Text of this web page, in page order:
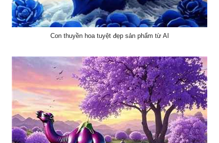
Con thuyền hoa tuyệt đẹp sản phẩm từ AI